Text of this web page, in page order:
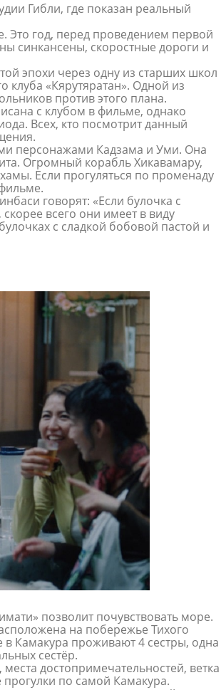
Гибли, где показан реальный
Это год, перед проведением первой
синкансены, скоростные дороги и
эпохи через одну из старших школ
клуба «Кярутяратан». Одной из
против этого плана.
с клубом в фильме, однако
Всех, кто посмотрит данный
персонажами Кадзама и Уми. Она
Огромный корабль Хикавамару,
Если прогуляться по променаду
говорят: «Если булочка с
всего они имеет в виду
с сладкой бобовой пастой и
позволит почувствовать море.
на побережье Тихого
в Камакура проживают 4 сестры, одна
сестёр.
достопримечательностей, ветка
по самой Камакура.